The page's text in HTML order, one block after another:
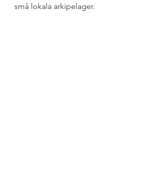
små lokala arkipelager.